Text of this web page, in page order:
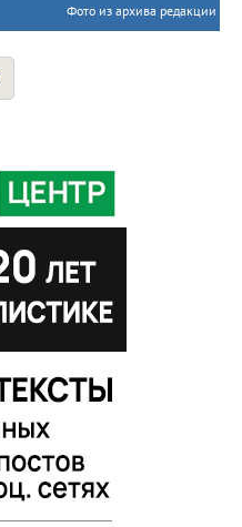
Фото из архива редакции